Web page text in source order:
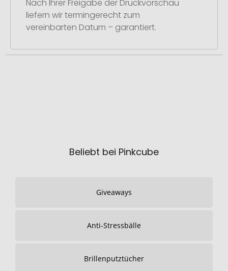
Nach Ihrer Freigabe der Druckvorschau
liefern wir termingerecht zum
vereinbarten Datum – garantiert.
Beliebt bei Pinkcube
Giveaways
Anti-Stressbälle
Brillenputztücher